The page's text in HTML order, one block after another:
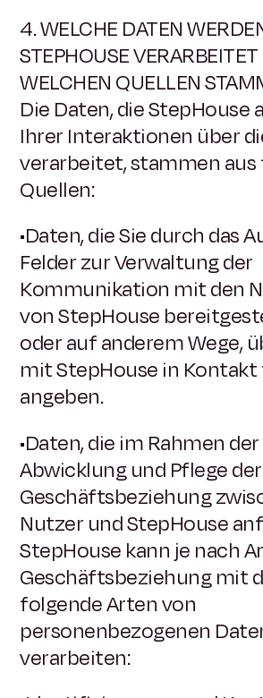
4. WELCHE DATEN
STEPHOUSE
WELCHEN QUELLEN
Die Daten, die StepHouse
Ihrer Interaktionen über
verarbeitet, stammen
Quellen:
•Daten, die Sie durch das
Felder zur Verwaltung der
Kommunikation mit den
von StepHouse
oder auf anderem Wege,
mit StepHouse in
angeben.
•Daten, die im Rahmen
Abwicklung und Pflege der
Geschäftsbeziehung
Nutzer und StepHouse
StepHouse kann je nach
Geschäftsbeziehung mit
folgende Arten von
personenbezogenen
verarbeiten: